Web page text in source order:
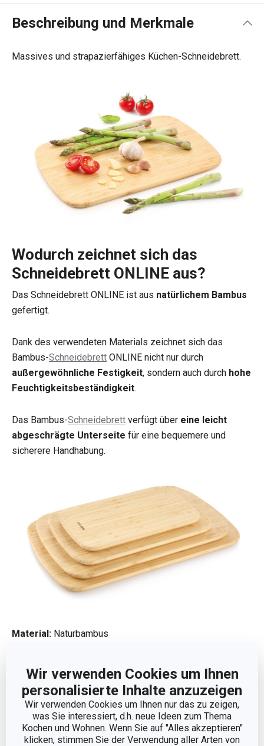
Wir verwenden Cookies um Ihnen
personalisierte Inhalte anzuzeigen
Wir verwenden Cookies um Ihnen nur das zu zeigen,
was Sie interessiert, d.h. neue Ideen zum Thema
Kochen und Wohnen. Wenn Sie auf "Alles akzeptieren"
klicken, stimmen Sie der Verwendung aller Arten von
Beschreibung und Merkmale
Massives und strapazierfähiges Küchen-Schneidebrett.
Wodurch zeichnet sich das
Schneidebrett ONLINE aus?
Das Schneidebrett ONLINE ist aus natürlichem Bambus
gefertigt.
Dank des verwendeten Materials zeichnet sich das
Bambus-Schneidebrett ONLINE nicht nur durch
außergewöhnliche Festigkeit, sondern auch durch hohe
Feuchtigkeitsbeständigkeit.
Das Bambus-Schneidebrett verfügt über eine leicht
abgeschrägte Unterseite für eine bequemere und
sicherere Handhabung.
Material: Naturbambus
Hersteller: TESCOMA s. r. o., U Tescomy 241, 760 01 Zlín;
info@tescoma.de